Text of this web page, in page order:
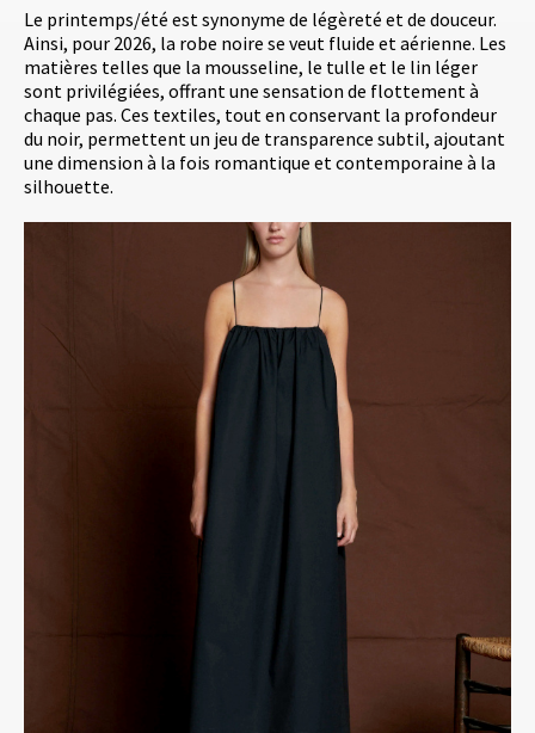
Le printemps/été est synonyme de légèreté et de douceur.
Ainsi, pour 2026, la robe noire se veut fluide et aérienne. Les
matières telles que la mousseline, le tulle et le lin léger
sont privilégiées, offrant une sensation de flottement à
chaque pas. Ces textiles, tout en conservant la profondeur
du noir, permettent un jeu de transparence subtil, ajoutant
une dimension à la fois romantique et contemporaine à la
silhouette.